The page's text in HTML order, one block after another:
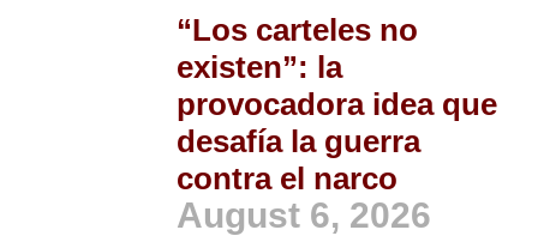
“Los carteles no
existen”: la
provocadora idea que
desafía la guerra
contra el narco
August 6, 2026